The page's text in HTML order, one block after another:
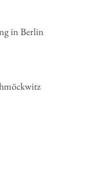
in Berlin